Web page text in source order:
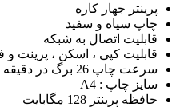
پرینتر جهار کاره
چاپ سیاه و سفید
قابلیت اتصال به شبکه
قابلیت کپی ، اسکن ، پرینت
سرعت چاپ 26 برگ در دقیقه
سایز چاپ : A4
حافظه پرینتر 128 مگابایت